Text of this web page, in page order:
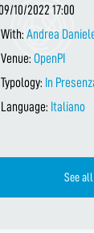
10/2022 17:00
With: Andrea
Venue: OpenPI
Typology: In
Language: Italiano
See